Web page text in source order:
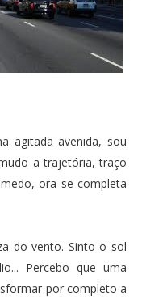
agitada avenida, sou
a trajetória, traço
ora se completa
do vento. Sinto o sol
Percebo que uma
por completo a